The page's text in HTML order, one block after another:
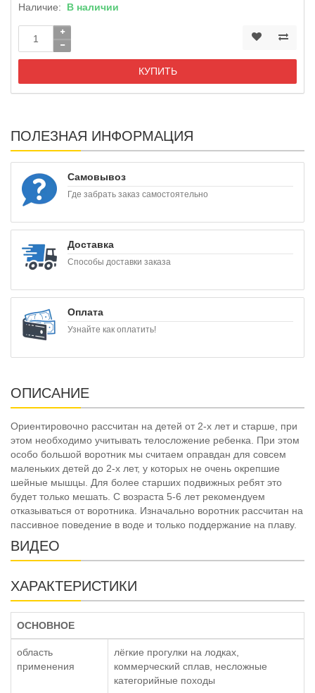
Наличие: В наличии
КУПИТЬ
ПОЛЕЗНАЯ ИНФОРМАЦИЯ
Самовывоз
Где забрать заказ самостоятельно
Доставка
Способы доставки заказа
Оплата
Узнайте как оплатить!
ОПИСАНИЕ
Ориентировочно рассчитан на детей от 2-х лет и старше, при
этом необходимо учитывать телосложение ребенка. При этом
особо большой воротник мы считаем оправдан для совсем
маленьких детей до 2-х лет, у которых не очень окрепшие
шейные мышцы. Для более старших подвижных ребят это
будет только мешать. С возраста 5-6 лет рекомендуем
отказываться от воротника. Изначально воротник рассчитан на
пассивное поведение в воде и только поддержание на плаву.
ВИДЕО
ХАРАКТЕРИСТИКИ
ОСНОВНОЕ
область
применения
лёгкие прогулки на лодках,
коммерческий сплав, несложные
категорийные походы